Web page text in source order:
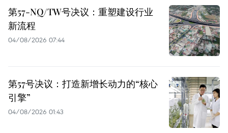
第57-NQ/TW号决议：重塑建设行业
新流程
04/08/2026 07:44
第57号决议：打造新增长动力的“核心
引擎”
04/08/2026 01:43